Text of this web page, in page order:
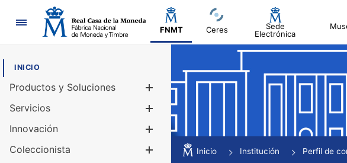
Navegación
FNMT Ceres
Sede
Electrónica
INICIO
Productos y Soluciones
Mostrar/Ocultar
Servicios
Innovación
Coleccionista
Mostrar/Ocultar
Inicio Institución Perfil de